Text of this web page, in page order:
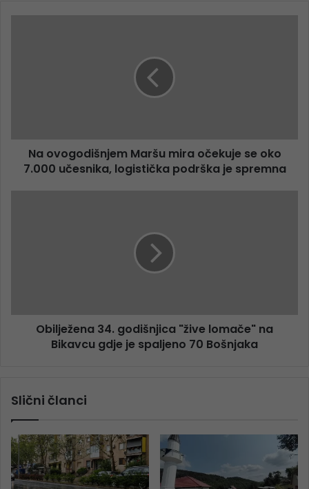
Na ovogodišnjem Maršu mira očekuje se oko
7.000 učesnika, logistička podrška je spremna
Obilježena 34. godišnjica "žive lomače" na
Bikavcu gdje je spaljeno 70 Bošnjaka
Slični članci